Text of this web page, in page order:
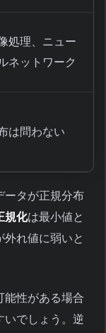
処理、ニュー
ネットワーク
は問わない
ータが正規分布
規化は最小値と
れ値に弱いと
能性がある場合
いでしょう。逆